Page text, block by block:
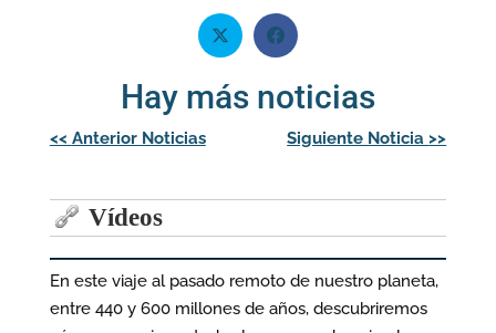
Hay más noticias
Navegación
de
<< Anterior Noticias Siguiente Noticia >>
Vídeos
En este viaje al pasado remoto de nuestro planeta,
entre 440 y 600 millones de años, descubriremos